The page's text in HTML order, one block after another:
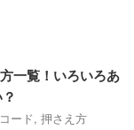
一覧！いろいろあ
ード, 押さえ方